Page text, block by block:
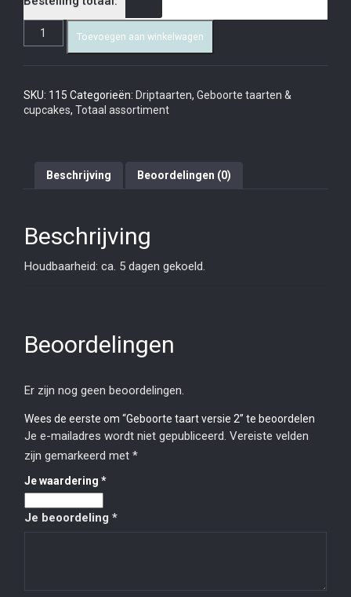
Toevoegen aan winkelwagen
SKU: 115 Categorieën: Driptaarten, Geboorte taarten &
cupcakes, Totaal assortiment
Beschrijving Beoordelingen (0)
Beschrijving
Houdbaarheid: ca. 5 dagen gekoeld.
Beoordelingen
Er zijn nog geen beoordelingen.
Wees de eerste om “Geboorte taart versie 2” te beoordelen
Je e-mailadres wordt niet gepubliceerd. Vereiste velden
zijn gemarkeerd met *
Je waardering *
Je beoordeling *